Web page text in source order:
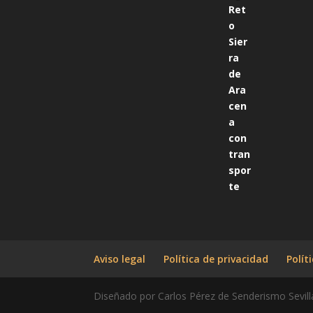
Aviso legal Política de privacidad
Diseñado por Carlos Pérez de Senderismo